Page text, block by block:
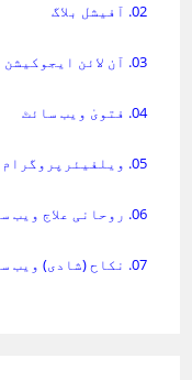
02. آفیشل بلاگ
03. آن لائن ایجوکیشن ویب سائٹ
04. فتویٰ ویب سائٹ
05. ویلفیئرپروگرام پلیٹ فارم
06. روحانی علاج ویب سائٹ
07. نکاح (شادی) ویب سائٹ